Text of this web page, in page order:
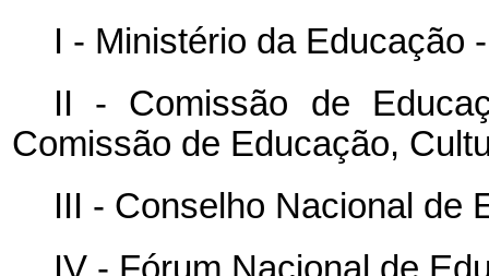
I - Ministério da Educação
II - Comissão de
Comissão de Educação,
III - Conselho Nacional de
IV - Fórum Nacional de